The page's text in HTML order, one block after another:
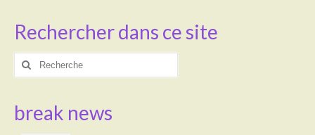
Rechercher dans ce site
Rechercher
break news